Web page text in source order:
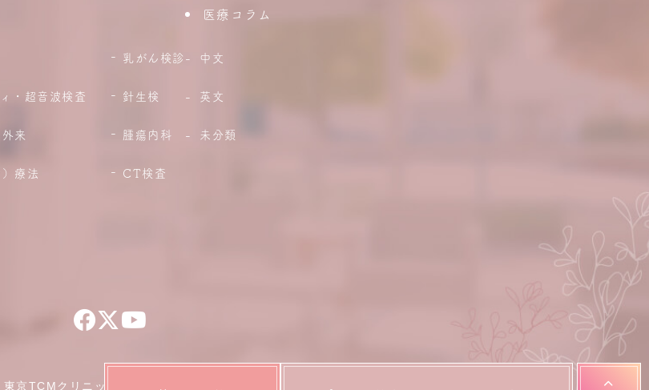
乳がん検診
・超音波検査 針生検
来 腫瘍内科
療法 CT検査
医療コラム
中文
英文
未分類
京TCMクリニック乳腺外科＆腫瘍内科